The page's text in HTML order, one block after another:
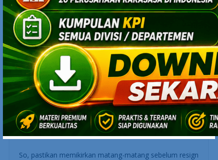
Salam sukses mulia.
ALDIN
NOVEMBER 26, 2011 AT 2:06 PM
Merintis usaha tidak semudah membalikkan telapak
tangan. Yang sudah saya alami sendiri, ketika
memutuskan untuk resign menjadi karyawan, ternyata
aku kurang siap untuk menghadapi dunia usaha.
So, pastikan memikirkan matang-matang sebelum resign